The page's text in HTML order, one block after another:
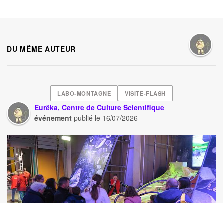
DU MÊME AUTEUR
LABO-MONTAGNE VISITE-FLASH
Eurêka, Centre de Culture Scientifique
événement publié le 16/07/2026